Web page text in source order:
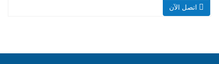
الصلب المزورة ، وتلقي
اتصل الآن